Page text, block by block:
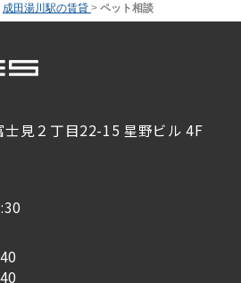
成田湯川駅の賃貸 > ペット相談
見２丁目22-15 星野ビル 4F